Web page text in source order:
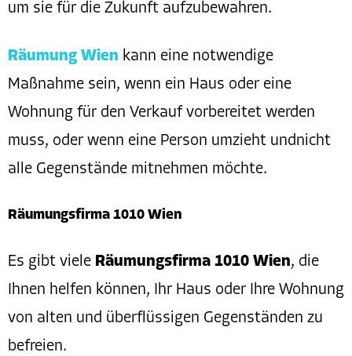
um sie für die Zukunft aufzubewahren.
Räumung Wien kann eine notwendige
Maßnahme sein, wenn ein Haus oder eine
Wohnung für den Verkauf vorbereitet werden
muss, oder wenn eine Person umzieht undnicht
alle Gegenstände mitnehmen möchte.
Räumungsfirma 1010 Wien
Es gibt viele Räumungsfirma 1010 Wien, die
Ihnen helfen können, Ihr Haus oder Ihre Wohnung
von alten und überflüssigen Gegenständen zu
befreien.